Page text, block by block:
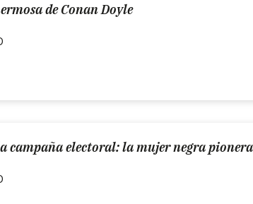
de Conan Doyle
electoral: la mujer negra pionera